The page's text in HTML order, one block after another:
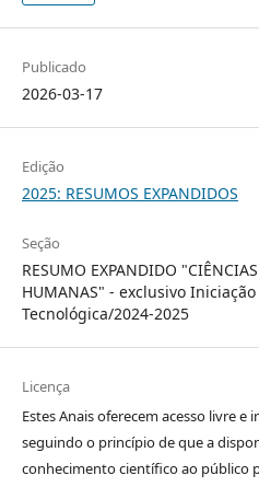
Publicado
2026-03-17
Edição
2025: RESUMOS EXPANDIDOS
Seção
RESUMO EXPANDIDO
HUMANAS" - exclusivo
Tecnológica/2024-2025
Licença
Estes Anais oferecem acesso livre
seguindo o princípio de que a
conhecimento científico ao público